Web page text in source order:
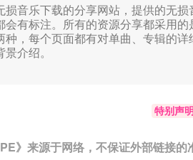
损音乐下载的分享网站，提供的无
会有标注。所有的资源分享都采用
种，每个页面都有对单曲、专辑的
介绍。
特别声明
》来源于网络，不保证外部链接